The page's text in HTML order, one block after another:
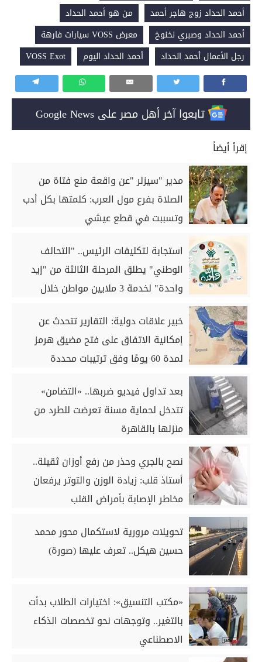
أحمد الحداد زوج هاجر أحمد
من هو أحمد الحداد
أحمد الحداد وصبري نخنوخ
معرض VOSS سيارات فارهة
رجل الأعمال أحمد الحداد
أحمد الحداد اليوم VOSS Exot
تابعوا آخر أهل مصر على Google News
إقرأ أيضاً
مدير "سيزلر "عن واقعة منع فتاة من
الصلاة بفرع مول العرب: كلمتها بكل أدب
وتسببت في قطع عيشي
استجابة لتكليفات الرئيس.. "التحالف
الوطني" يطلق المرحلة الثالثة من "إيد
واحدة" لخدمة 3 ملايين مواطن خلال
خبير علاقات دولية: التقارير تتحدث عن
إمكانية الاتفاق على فتح مضيق هرمز
لمدة 60 يومًا وفق ترتيبات محددة
بعد تداول فيديو ضربها.. «التضامن»
تتدخل لحماية مسنة تعرضت للطرد من
منزلها بالقاهرة
نصح بالجري وحذر من رفع أوزان ثقيلة..
أستاذ قلب: زيادة الوزن والتوتر يرفعان
مخاطر الإصابة بأمراض القلب
تحويلات مرورية لاستكمال محور محمد
حسين هيكل.. تعرف عليها (صورة)
«مكتب التنسيق»: اختيارات الطلاب بدأت
بالتغير.. وتوجهات نحو تخصصات الذكاء
الاصطناعي